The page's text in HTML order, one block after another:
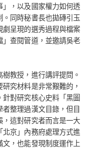
，以及國家權力如何透
同時秘書長也拋磚引玉
呈現的選秀過程與檔案
查閱管道，並邀請吳老
教授，進行講評提問。
究材料是非常艱難的，
對研究核心史料「黑圖
整理過漢文目錄，但目
這對研究者而言是一大
京」內務府處理方式進
，也能發現制度運作上